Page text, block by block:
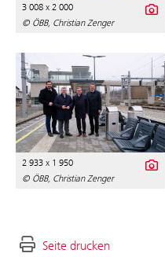
3 008 x 2 000
© ÖBB, Christian Zenger
2 933 x 1 950
© ÖBB, Christian Zenger
Seite drucken